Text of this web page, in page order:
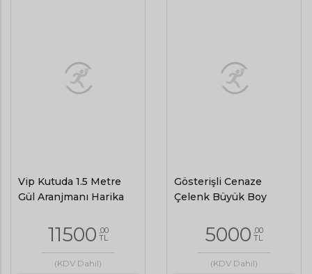
Vip Kutuda 1.5 Metre
Gül Aranjmanı Harika
11500 ,00
TL
(KDV Dahil)
Gösterişli Cenaze
Çelenk Büyük Boy
5000 ,00
TL
(KDV Dahil)